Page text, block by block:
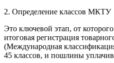
2. Определение классов МКТУ
Это ключевой этап, от
итоговая регистрация
(Международная
45 классов, и пошлины